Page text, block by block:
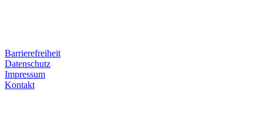
Barrierefreiheit
Datenschutz
Impressum
Kontakt